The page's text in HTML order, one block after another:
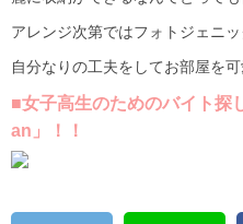
アレンジ次第ではフォトジェニ
自分なりの工夫をしてお部屋を
■女子高生のためのバイト探
an」！！